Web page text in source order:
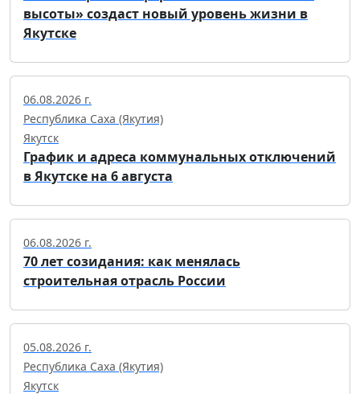
высоты» создаст новый уровень жизни в
Якутске
06.08.2026 г.
Республика Саха (Якутия)
Якутск
График и адреса коммунальных отключений
в Якутске на 6 августа
06.08.2026 г.
70 лет созидания: как менялась
строительная отрасль России
05.08.2026 г.
Республика Саха (Якутия)
Якутск